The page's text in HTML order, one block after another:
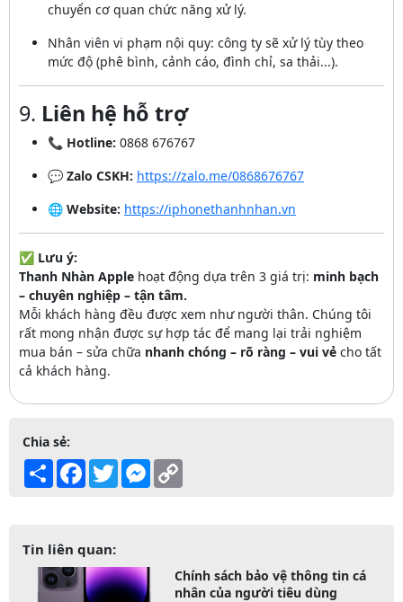
chuyển cơ quan chức năng xử lý.
Nhân viên vi phạm nội quy: công ty sẽ xử lý tùy theo
mức độ (phê bình, cảnh cáo, đình chỉ, sa thải...).
9. Liên hệ hỗ trợ
📞 Hotline: 0868 676767
💬 Zalo CSKH: https://zalo.me/0868676767
🌐 Website: https://iphonethanhnhan.vn
✅ Lưu ý:
Thanh Nhàn Apple hoạt động dựa trên 3 giá trị: minh bạch
– chuyên nghiệp – tận tâm.
Mỗi khách hàng đều được xem như người thân. Chúng tôi
rất mong nhận được sự hợp tác để mang lại trải nghiệm
mua bán – sửa chữa nhanh chóng – rõ ràng – vui vẻ cho tất
cả khách hàng.
Chia sẻ:
Share Facebook
TwitterMessenger
Tin liên quan:
Chính sách bảo vệ thông tin cá
nhân của người tiêu dùng